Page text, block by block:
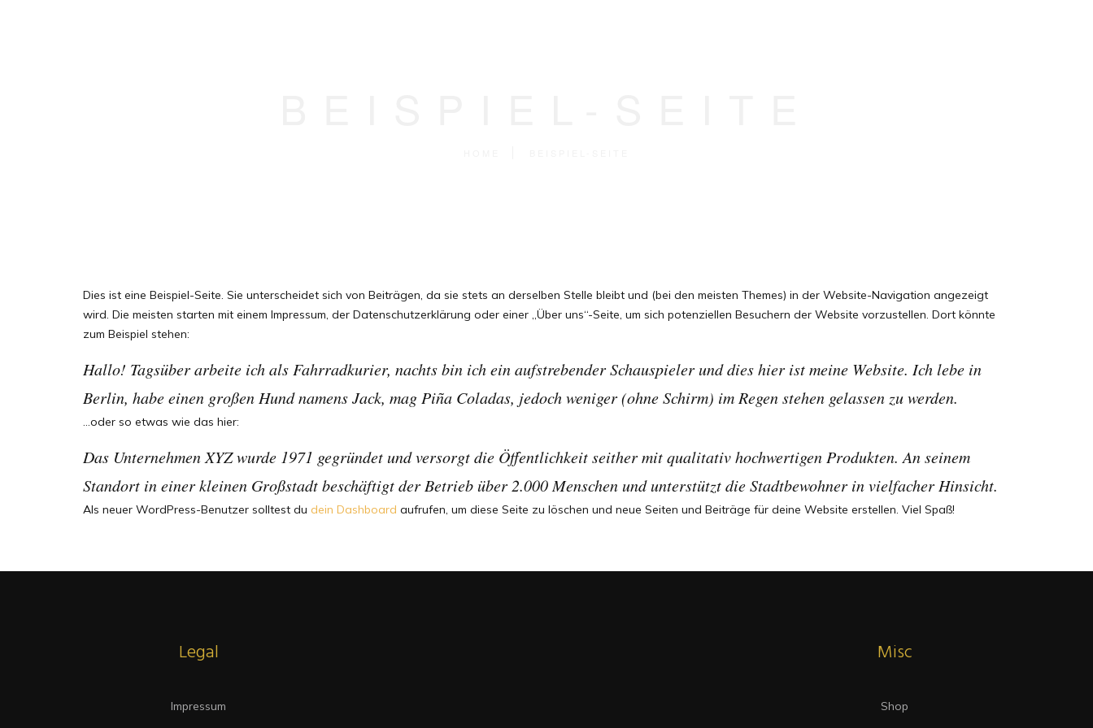
Dies ist eine Beispiel-Seite. Sie unterscheidet sich von Beiträgen, da sie stets an derselben Stelle bleibt und (bei den meisten Themes) in der Website-Navigation angezeigt
wird. Die meisten starten mit einem Impressum, der Datenschutzerklärung oder einer „Über uns“-Seite, um sich potenziellen Besuchern der Website vorzustellen. Dort könnte
zum Beispiel stehen:
Hallo! Tagsüber arbeite ich als Fahrradkurier, nachts bin ich ein aufstrebender Schauspieler und dies hier ist meine Website. Ich lebe in
Berlin, habe einen großen Hund namens Jack, mag Piña Coladas, jedoch weniger (ohne Schirm) im Regen stehen gelassen zu werden.
…oder so etwas wie das hier:
Das Unternehmen XYZ wurde 1971 gegründet und versorgt die Öffentlichkeit seither mit qualitativ hochwertigen Produkten. An seinem
Standort in einer kleinen Großstadt beschäftigt der Betrieb über 2.000 Menschen und unterstützt die Stadtbewohner in vielfacher Hinsicht.
Als neuer WordPress-Benutzer solltest du dein Dashboard aufrufen, um diese Seite zu löschen und neue Seiten und Beiträge für deine Website erstellen. Viel Spaß!
Legal
Impressum
Misc
Shop